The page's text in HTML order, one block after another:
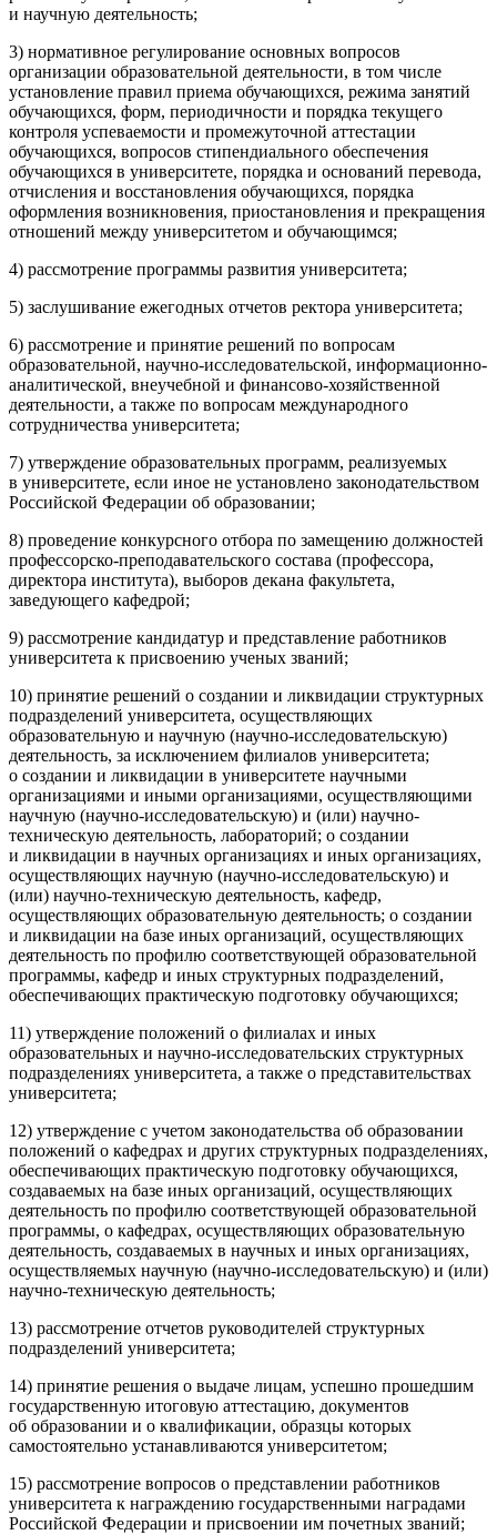
и научную деятельность;
3) нормативное регулирование основных вопросов
организации образовательной деятельности, в том числе
установление правил приема обучающихся, режима занятий
обучающихся, форм, периодичности и порядка текущего
контроля успеваемости и промежуточной аттестации
обучающихся, вопросов стипендиального обеспечения
обучающихся в университете, порядка и оснований перевода,
отчисления и восстановления обучающихся, порядка
оформления возникновения, приостановления и прекращения
отношений между университетом и обучающимся;
4) рассмотрение программы развития университета;
5) заслушивание ежегодных отчетов ректора университета;
6) рассмотрение и принятие решений по вопросам
образовательной, научно-исследовательской, информационно-
аналитической, внеучебной и финансово-хозяйственной
деятельности, а также по вопросам международного
сотрудничества университета;
7) утверждение образовательных программ, реализуемых
в университете, если иное не установлено законодательством
Российской Федерации об образовании;
8) проведение конкурсного отбора по замещению должностей
профессорско-преподавательского состава (профессора,
директора института), выборов декана факультета,
заведующего кафедрой;
9) рассмотрение кандидатур и представление работников
университета к присвоению ученых званий;
10) принятие решений о создании и ликвидации структурных
подразделений университета, осуществляющих
образовательную и научную (научно-исследовательскую)
деятельность, за исключением филиалов университета;
о создании и ликвидации в университете научными
организациями и иными организациями, осуществляющими
научную (научно-исследовательскую) и (или) научно-
техническую деятельность, лабораторий; о создании
и ликвидации в научных организациях и иных организациях,
осуществляющих научную (научно-исследовательскую) и
(или) научно-техническую деятельность, кафедр,
осуществляющих образовательную деятельность; о создании
и ликвидации на базе иных организаций, осуществляющих
деятельность по профилю соответствующей образовательной
программы, кафедр и иных структурных подразделений,
обеспечивающих практическую подготовку обучающихся;
11) утверждение положений о филиалах и иных
образовательных и научно-исследовательских структурных
подразделениях университета, а также о представительствах
университета;
12) утверждение с учетом законодательства об образовании
положений о кафедрах и других структурных подразделениях,
обеспечивающих практическую подготовку обучающихся,
создаваемых на базе иных организаций, осуществляющих
деятельность по профилю соответствующей образовательной
программы, о кафедрах, осуществляющих образовательную
деятельность, создаваемых в научных и иных организациях,
осуществляемых научную (научно-исследовательскую) и (или)
научно-техническую деятельность;
13) рассмотрение отчетов руководителей структурных
подразделений университета;
14) принятие решения о выдаче лицам, успешно прошедшим
государственную итоговую аттестацию, документов
об образовании и о квалификации, образцы которых
самостоятельно устанавливаются университетом;
15) рассмотрение вопросов о представлении работников
университета к награждению государственными наградами
Российской Федерации и присвоении им почетных званий;